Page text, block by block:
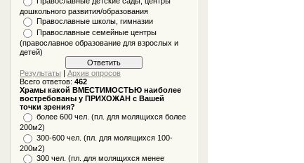
дошкольного развития/образования
Православные школы, гимназии
Православные семейные центры
(православное образование для взрослых и
детей)
Результаты |Архив опросов
Всего ответов:462
Храмы какой ВМЕСТИМОСТЬЮ наиболее
востребованы у ПРИХОЖАН с Вашей
точки зрения?
более 600 чел. (пл. для молящихся более
200м2)
300-600 чел. (пл. для молящихся 100-
200м2)
300 чел. (пл. для молящихся менее